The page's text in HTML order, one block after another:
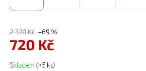
2 370 Kč –69 %
720 Kč
Měrná cena:
Skladem (>5 ks)